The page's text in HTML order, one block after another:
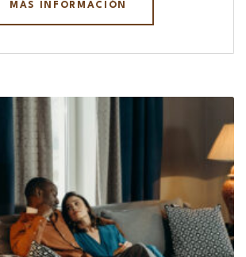
MÁS INFORMACIÓN